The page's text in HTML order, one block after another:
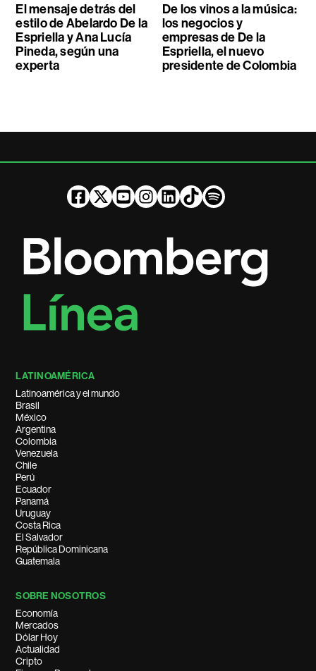
El mensaje detrás del
estilo de Abelardo De la
Espriella y Ana Lucía
Pineda, según una
experta
De los vinos a la música:
los negocios y
empresas de De la
Espriella, el nuevo
presidente de Colombia
LATINOAMÉRICA
Latinoamérica y el mundo
Brasil
México
Argentina
Colombia
Venezuela
Chile
Perú
Ecuador
Panamá
Uruguay
Costa Rica
El Salvador
República Dominicana
Guatemala
SOBRE NOSOTROS
Economía
Mercados
Dólar Hoy
Actualidad
Cripto